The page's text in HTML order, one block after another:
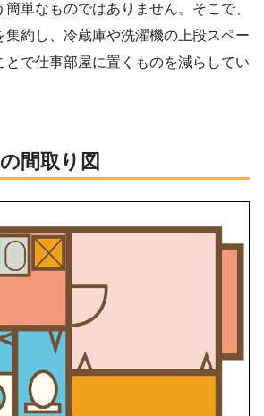
単なものではありません。そこで、
集約し、冷蔵庫や洗濯機の上段スペー
とで仕事部屋に置くものを減らしてい
間取り図